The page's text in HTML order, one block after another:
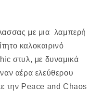
με μια λαμπερή
καλοκαιρινό
στυλ, με δυναμικά
αέρα ελεύθερου
την Peace and Chaos